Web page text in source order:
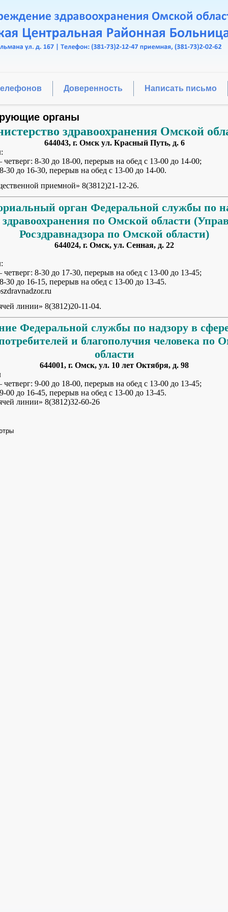
Доверенность Написать письмо
органы
здравоохранения Омской
644043, г. Омск ул. Красный Путь, д. 6
четверг: 8-30 до 18-00, перерыв на обед с 13-00 до 14-00;
до 16-30, перерыв на обед с 13-00 до 14-00.
приемной» 8(3812)21-12-26.
орган Федеральной службы по
здравоохранения по Омской области
Росздравнадзора по Омской области)
644024, г. Омск, ул. Сенная, д. 22
четверг: 8-30 до 17-30, перерыв на обед с 13-00 до 13-45;
до 16-15, перерыв на обед с 13-00 до 13-45.
линии» 8(3812)20-11-04.
Федеральной службы по надзору в
и благополучия человека по
области
644001, г. Омск, ул. 10 лет Октября, д. 98
четверг: 9-00 до 18-00, перерыв на обед с 13-00 до 13-45;
до 16-45, перерыв на обед с 13-00 до 13-45.
линии» 8(3812)32-60-26